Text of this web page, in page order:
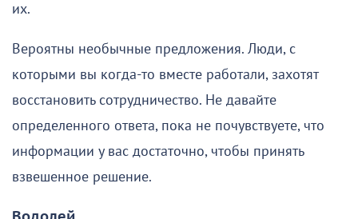
их.
Вероятны необычные предложения. Люди, с
которыми вы когда-то вместе работали, захотят
восстановить сотрудничество. Не давайте
определенного ответа, пока не почувствуете, что
информации у вас достаточно, чтобы принять
взвешенное решение.